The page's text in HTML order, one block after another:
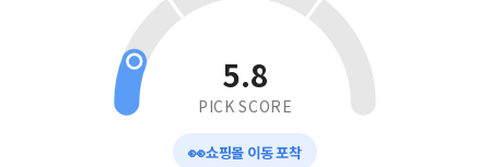
5.8
PICK SCORE
👀쇼핑몰 이동 포착